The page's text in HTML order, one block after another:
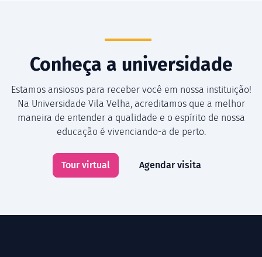
Conheça a universidade
Estamos ansiosos para receber você em nossa instituição!
Na Universidade Vila Velha, acreditamos que a melhor
maneira de entender a qualidade e o espírito de nossa
educação é vivenciando-a de perto.
Tour virtual Agendar visita